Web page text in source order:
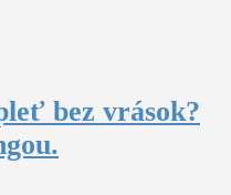
bez vrások?